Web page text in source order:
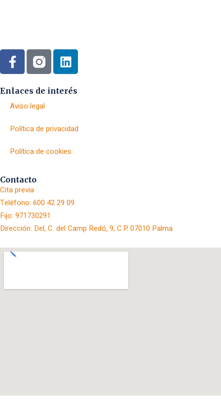
Enlaces de interés
Aviso legal
Política de privacidad
Política de cookies
Contacto
Cita previa
Teléfono: 600 42 29 09
Fijo: 971730291
Dirección: Del, C. del Camp Redó, 9, C.P. 07010 Palma